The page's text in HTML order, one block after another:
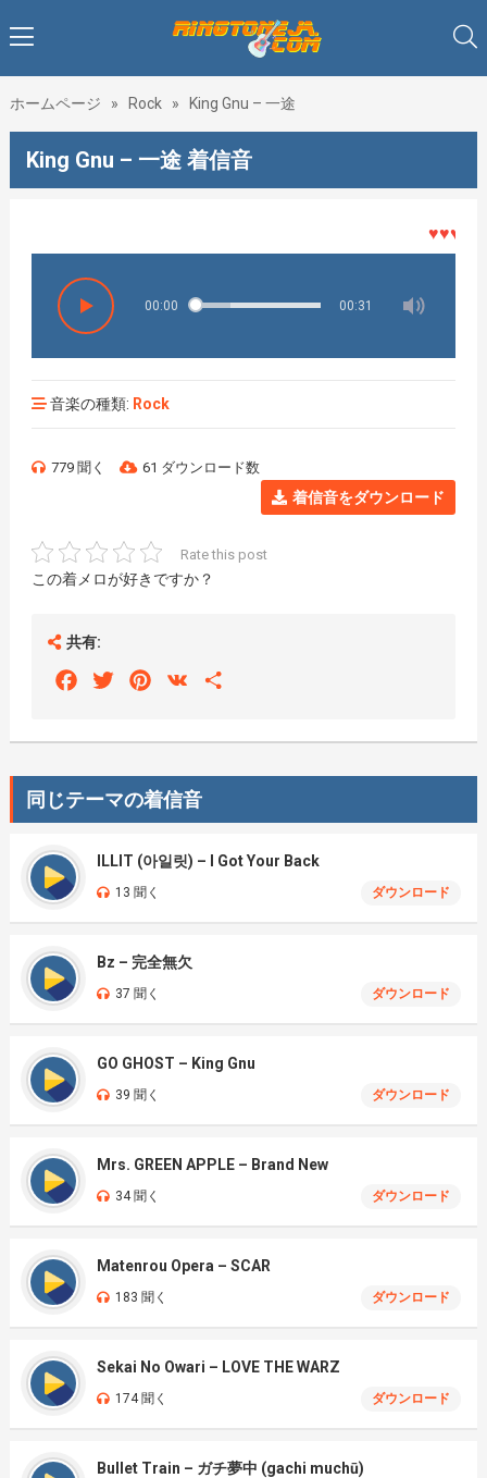
ホームページ » Rock » King Gnu – 一途
King Gnu – 一途 着信音
♥♥♥着メ
00:00 00:31
音楽の種類: Rock
779 聞く 61 ダウンロード数
着信音をダウンロード
Rate this post
この着メロが好きですか？
共有:
FacebookTwitterPinterest
VK
同じテーマの着信音
ILLIT (아일릿) – I Got Your Back
13 聞く ダウンロード
Bz – 完全無欠
37 聞く ダウンロード
GO GHOST – King Gnu
39 聞く ダウンロード
Mrs. GREEN APPLE – Brand New
34 聞く ダウンロード
Matenrou Opera – SCAR
183 聞く ダウンロード
Sekai No Owari – LOVE THE WARZ
174 聞く ダウンロード
Bullet Train – ガチ夢中 (gachi muchū)